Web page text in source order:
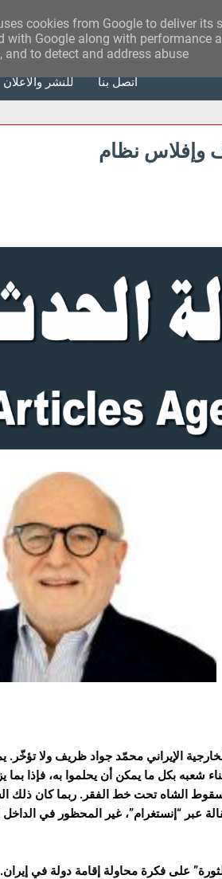
للنشر والاعلان أتصل بنا
وإفلاس نظام
الإيراني محمّد جواد ظريف ولا تؤخّر.
شعبه بكل ما يمكن أن يحلموا به، فإذا بما
الشاه تحت خط الفقر. ربما كان ذلك
الاستقالة عبر “إنستغرام”، غير المحظور في
على فكرة محاولة إقامة دولة في
cookies from Google to deliver its
with Google along with performance
and to detect and address abuse.